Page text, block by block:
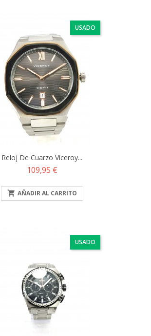
USADO
Reloj De Cuarzo Viceroy...
Precio
109,95 €
 AÑADIR AL CARRITO
USADO